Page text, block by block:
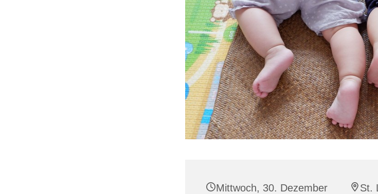
Mittwoch, 30. Dezember
St.